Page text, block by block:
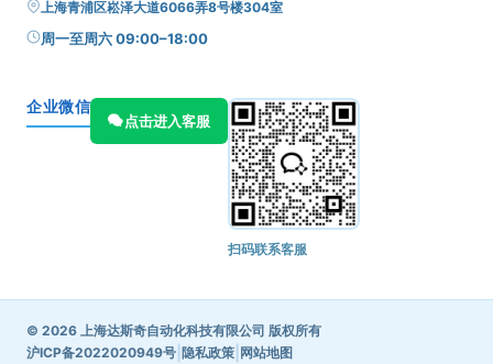
上海青浦区崧泽大道6066弄8号楼304室
周一至周六 09:00–18:00
企业微信
点击进入客服
扫码联系客服
© 2026 上海达斯奇自动化科技有限公司 版权所有
沪ICP备2022020949号 隐私政策 网站地图